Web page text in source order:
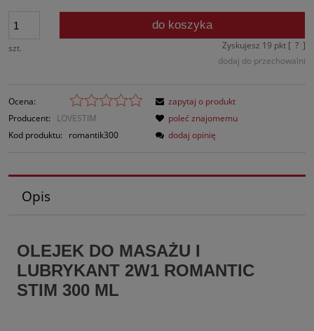
szt.
do koszyka
Zyskujesz 19 pkt [ ? ]
dodaj do przechowalni
Ocena:
Producent:
LOVESTIM
Kod produktu:
romantik300
zapytaj o produkt
poleć znajomemu
dodaj opinię
Opis
OLEJEK DO MASAŻU I
LUBRYKANT 2W1 ROMANTIC
STIM 300 ML